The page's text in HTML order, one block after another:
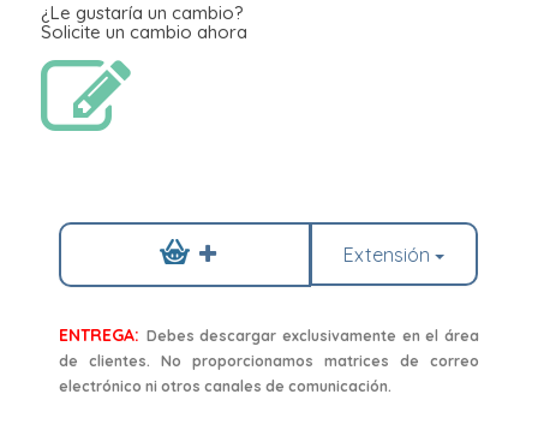
¿Le gustaría un cambio?
Solicite un cambio ahora
Extensión
ENTREGA: Debes descargar exclusivamente en el área
de clientes. No proporcionamos matrices de correo
electrónico ni otros canales de comunicación.